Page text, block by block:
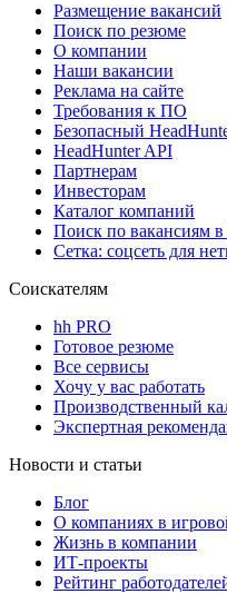
Размещение вакансий
Поиск по резюме
О компании
Наши вакансии
Реклама на сайте
Требования к ПО
Безопасный
HeadHunter API
Партнерам
Инвесторам
Каталог компаний
Поиск по вакансиям в
Сетка: соцсеть для
Соискателям
hh PRO
Готовое резюме
Все сервисы
Хочу у вас работать
Производственный
Экспертная
Новости и статьи
Блог
О компаниях в
Жизнь в компании
ИТ-проекты
Рейтинг